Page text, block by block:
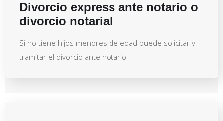
Divorcio express ante notario o
divorcio notarial
Si no tiene hijos menores de edad puede solicitar y
tramitar el divorcio ante notario